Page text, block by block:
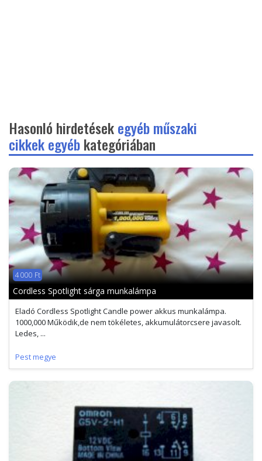
Hasonló hirdetésekegyéb műszaki
cikkek egyébkategóriában
4 000 Ft
Cordless Spotlight sárga munkalámpa
Eladó Cordless Spotlight Candle power akkus munkalámpa.
1000,000 Működik,de nem tökéletes, akkumulátorcsere javasolt.
Ledes, ...
Pest megye